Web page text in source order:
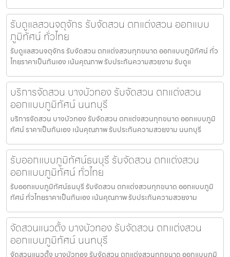
รับดูแลสวนจตุจักร รับจัดสวน ตกแต่งสวน ออกแบบ
ภูมิทัศน์ ทั่วไทย
รับดูแลสวนจตุจักร รับจัดสวน ตกแต่งสวนทุกขนาด ออกแบบภูมิทัศน์ ทั่ว
ไทยราคาเป็นกันเอง เน้นคุณภาพ รับประกันความสวยงาม รับดูแ
บริการจัดสวน บางบัวทอง รับจัดสวน ตกแต่งสวน
ออกแบบภูมิทัศน์ นนทบุรี
บริการจัดสวน บางบัวทอง รับจัดสวน ตกแต่งสวนทุกขนาด ออกแบบภูมิ
ทัศน์ ราคาเป็นกันเอง เน้นคุณภาพ รับประกันความสวยงาม นนทบุรี
รับออกแบบภูมิทัศน์ธนบุรี รับจัดสวน ตกแต่งสวน
ออกแบบภูมิทัศน์ ทั่วไทย
รับออกแบบภูมิทัศน์ธนบุรี รับจัดสวน ตกแต่งสวนทุกขนาด ออกแบบภูมิ
ทัศน์ ทั่วไทยราคาเป็นกันเอง เน้นคุณภาพ รับประกันความสวยงาม
จัดสวนแนวตั้ง บางบัวทอง รับจัดสวน ตกแต่งสวน
ออกแบบภูมิทัศน์ นนทบุรี
จัดสวนแนวตั้ง บางบัวทอง รับจัดสวน ตกแต่งสวนทุกขนาด ออกแบบภูมิ